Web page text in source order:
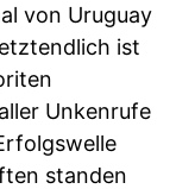
von Uruguay
ist
Unkenrufe
standen